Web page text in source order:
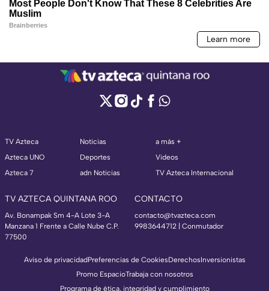
TV Azteca
Azteca UNO
Azteca 7
Noticias
Deportes
adn Noticias
a más +
Videos
TV Azteca Internacional
TV AZTECA QUINTANA ROO
Av. Bonampak Sm 4-A Lote 3-A
Manzana 1 Frente a Calle Nube C.P.
77500
CONTACTO
contacto@tvazteca.com
9983644712 | Conmutador
Aviso de privacidadPreferencias de CookiesDerechosInversionistas
Promo EspacioTrabaja con nosotros
Programa de ética, integridad y cumplimiento